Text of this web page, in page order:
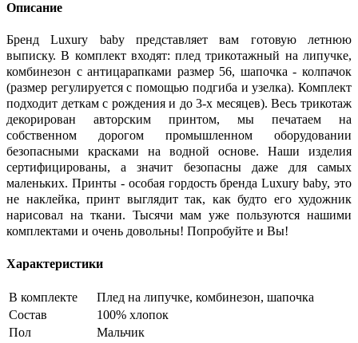
Описание
Бренд Luxury baby представляет вам готовую летнюю
выписку. В комплект входят: плед трикотажный на липучке,
комбинезон с антицарапками размер 56, шапочка - колпачок
(размер регулируется с помощью подгиба и узелка). Комплект
подходит деткам с рождения и до 3-х месяцев). Весь трикотаж
декорирован авторским принтом, мы печатаем на
собственном дорогом промышленном оборудовании
безопасными красками на водной основе. Наши изделия
сертифицированы, а значит безопасны даже для самых
маленьких. Принты - особая гордость бренда Luxury baby, это
не наклейка, принт выглядит так, как будто его художник
нарисовал на ткани. Тысячи мам уже пользуются нашими
комплектами и очень довольны! Попробуйте и Вы!
Характеристики
В комплекте
Плед на липучке, комбинезон, шапочка
Состав
100% хлопок
Пол
Мальчик